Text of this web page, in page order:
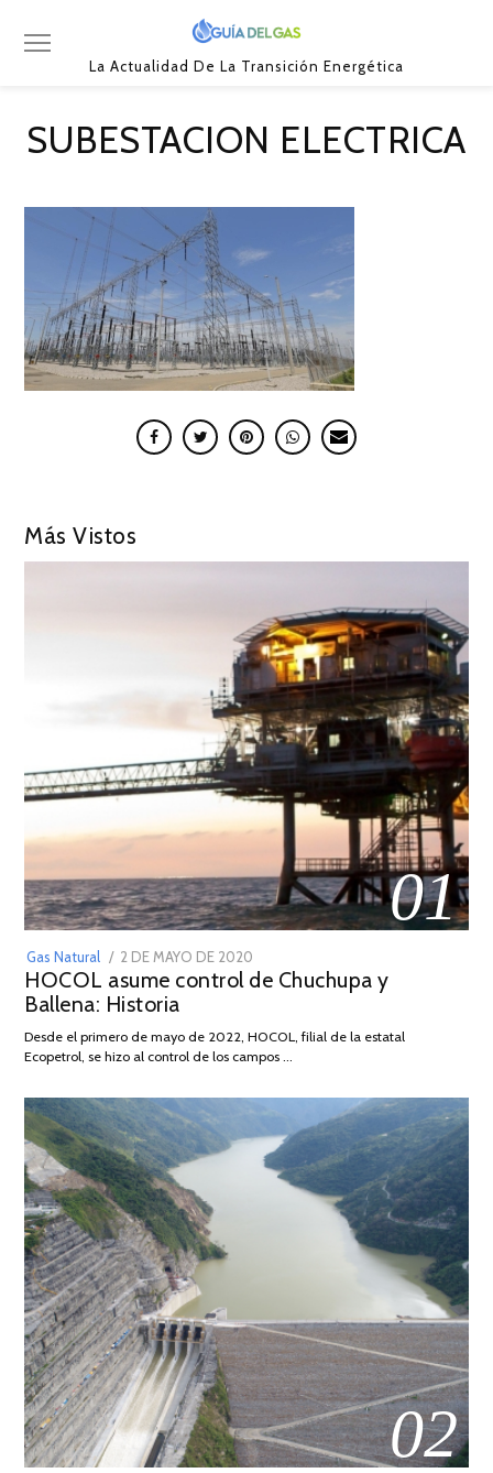
La Actualidad De La Transición Energética
SUBESTACION ELECTRICA
Más Vistos
01
Gas Natural
POSTED
ON
2 DE MAYO DE 2020
DE
2026
HOCOL asume control de Chuchupa y
Ballena: Historia
Desde el primero de mayo de 2022, HOCOL, filial de la estatal
Ecopetrol, se hizo al control de los campos …
02